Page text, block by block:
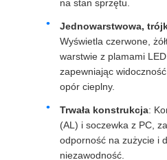
na stan sprzętu.
Jednowarstwowa,
Wyświetla czerwone,
warstwie z plamami
zapewniając
opór cieplny.
Trwała konstrukcja:
(AL) i soczewka z PC,
odporność na zużycie i
niezawodność.